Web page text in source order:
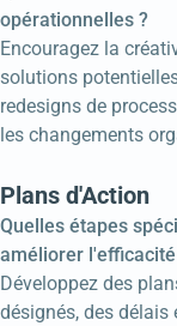
opérationnelles ?
Encouragez la
solutions
redesigns de
les changements
Plans d'Action
Quelles étapes
améliorer
Développez des
désignés, des